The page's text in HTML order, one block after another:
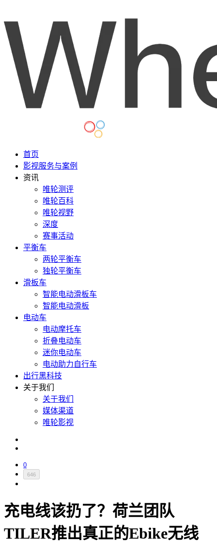
首页
影视服务与案例
资讯
唯轮测评
唯轮百科
唯轮视野
深度
赛事活动
平衡车
两轮平衡车
独轮平衡车
滑板车
智能电动滑板车
智能电动滑板
电动车
电动摩托车
折叠电动车
迷你电动车
电动助力自行车
出行黑科技
关于我们
关于我们
媒体渠道
唯轮影视
0
646
充电线该扔了？荷兰团队
TILER推出真正的Ebike无线